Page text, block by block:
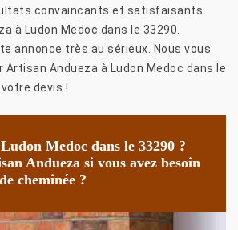
convaincants et satisfaisants
à Ludon Medoc dans le 33290.
annonce très au sérieux. Nous vous
Andueza à Ludon Medoc dans le
devis !
Medoc dans le 33290 ?
Andueza si vous avez besoin
cheminée ?